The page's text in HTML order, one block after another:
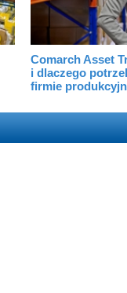
Comarch Asset
i dlaczego
firmie